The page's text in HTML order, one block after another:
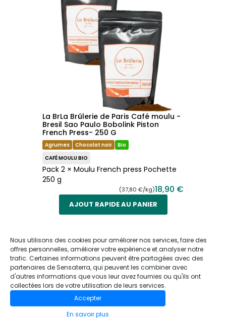
La BrLa Brûlerie de Paris Café moulu -
Bresil Sao Paulo Bobolink Piston
French Press- 250 G
Agrumes Chocolat noir
Bio
CAFÉ MOULU BIO
Pack 2 × Moulu French press Pochette
250 g
(37,80 €/kg)18,90 €
AJOUT RAPIDE AU PANIER
-5 %
Nous utilisons des cookies pour améliorer nos services, faire des
offres personnelles, améliorer votre expérience et analyser notre
trafic. Certaines informations peuvent être partagées avec des
partenaires de Sensaterra, qui peuvent les combiner avec
d'autres informations que vous leur avez fournies ou qu'ils ont
collectées lors de votre utilisation de leurs services.
Accepter
En savoir plus